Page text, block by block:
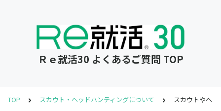
Ｒｅ就活30 よくあるご質問 TOP
TOP スカウト・ヘッドハンティングについて スカウトやヘ